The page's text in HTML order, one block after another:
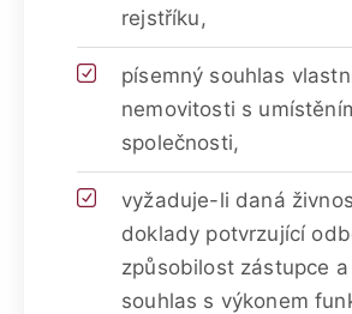
rejstříku,
písemný souhlas
nemovitosti s
společnosti,
vyžaduje-li daná
doklady potvrzující
způsobilost zástupce a
souhlas s výkonem